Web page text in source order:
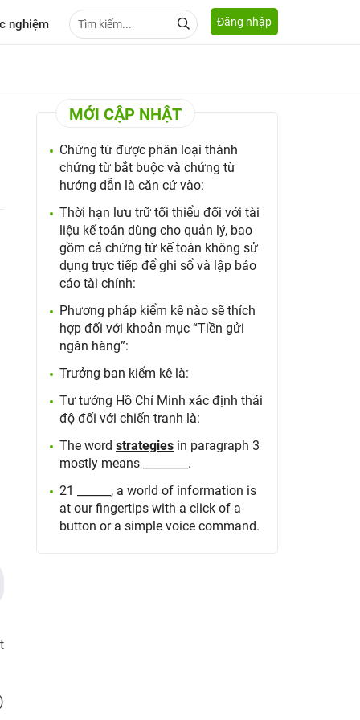
nghiệm Đăng nhập
MỚI CẬP NHẬT
Chứng từ được phân loại thành
chứng từ bắt buộc và chứng từ
hướng dẫn là căn cứ vào:
Thời hạn lưu trữ tối thiểu đối với tài
liệu kế toán dùng cho quản lý, bao
gồm cả chứng từ kế toán không sử
dụng trực tiếp để ghi sổ và lập báo
cáo tài chính:
Phương pháp kiểm kê nào sẽ thích
hợp đối với khoản mục “Tiền gửi
ngân hàng”:
Trưởng ban kiểm kê là:
Tư tưởng Hồ Chí Minh xác định thái
độ đối với chiến tranh là:
The wordstrategies in paragraph 3
mostly means ________.
21 ______, a world of information is
at our fingertips with a click of a
button or a simple voice command.